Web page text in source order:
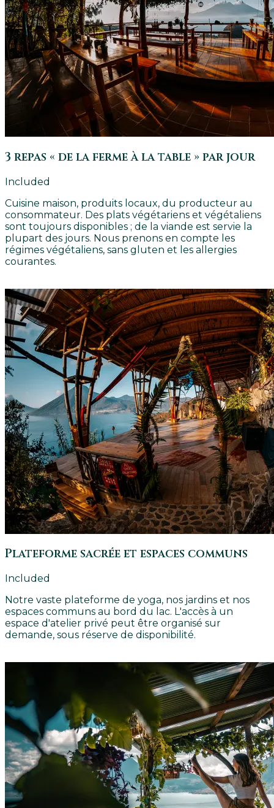
3 repas « de la ferme à la table » par jour
Included
Cuisine maison, produits locaux, du producteur au
consommateur. Des plats végétariens et végétaliens
sont toujours disponibles ; de la viande est servie la
plupart des jours. Nous prenons en compte les
régimes végétaliens, sans gluten et les allergies
courantes.
Plateforme sacrée et espaces communs
Included
Notre vaste plateforme de yoga, nos jardins et nos
espaces communs au bord du lac. L'accès à un
espace d'atelier privé peut être organisé sur
demande, sous réserve de disponibilité.